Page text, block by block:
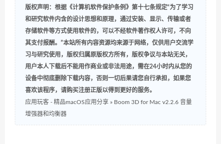
版权声明：根据《计算机软件保护条例》第十七条规定“为了学习
和研究软件内含的设计思想和原理，通过安装、显示、传输或者
存储软件等方式使用软件的，可以不经软件著作权人许可，不向
其支付报酬。”本站所有内容资源均来源于网络，仅供用户交流学
习与研究使用，版权归属原版权方所有，版权争议与本站无关，
用户本人下载后不能用作商业或非法用途，需在24小时内从您的
设备中彻底删除下载内容，否则一切后果请您自行承担，如果您
喜欢该程序，请购买注册正版以得到更好的服务。
应用玩客 - 精品macOS应用分享 » Boom 3D for Mac v2.2.6 音量
增强器和均衡器